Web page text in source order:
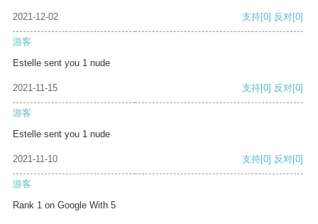
2021-12-02 支持[0] 反对[0]
游客
Estelle sent you 1 nude
2021-11-15 支持[0] 反对[0]
游客
Estelle sent you 1 nude
2021-11-10 支持[0] 反对[0]
游客
Rank 1 on Google With 5